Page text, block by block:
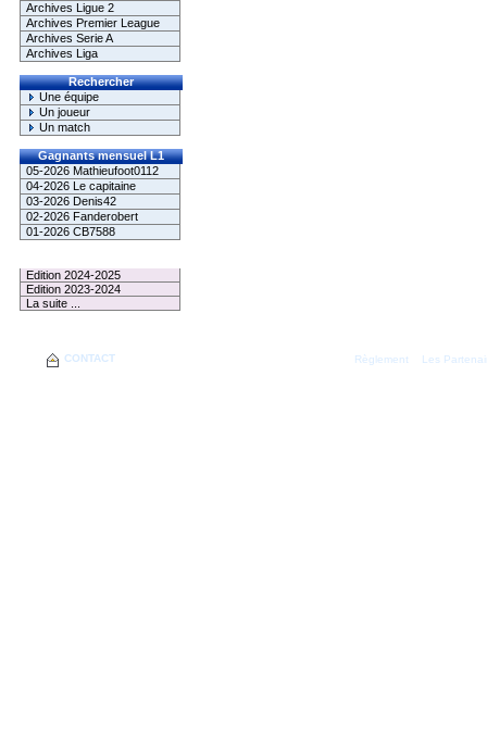
Archives Ligue 2
Archives Premier League
Archives Serie A
Archives Liga
Rechercher
Une équipe
Un joueur
Un match
Gagnants mensuel L1
05-2026 Mathieufoot0112
04-2026 Le capitaine
03-2026 Denis42
02-2026 Fanderobert
01-2026 CB7588
Edition 2024-2025
Edition 2023-2024
La suite ...
CONTACT Règlement Les